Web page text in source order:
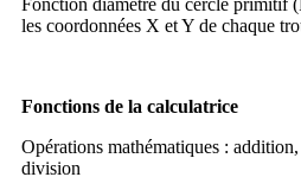
les coordonnées X et Y de chaque
Fonctions de la calculatrice
Opérations mathématiques :
division